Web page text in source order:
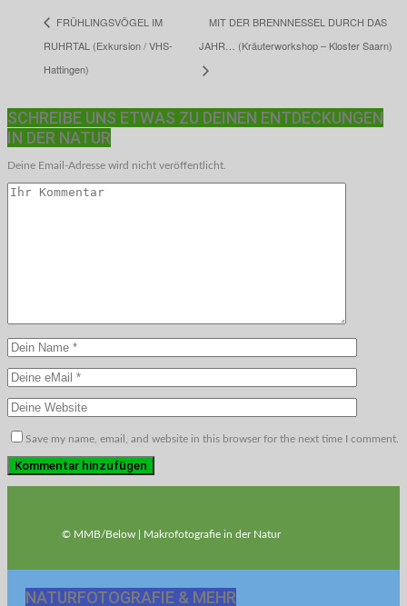
FRÜHLINGSVÖGEL IM
RUHRTAL (Exkursion / VHS-
Hattingen)
MIT DER BRENNNESSEL DURCH DAS
JAHR… (Kräuterworkshop – Kloster Saarn)
SCHREIBE UNS ETWAS ZU DEINEN ENTDECKUNGEN
IN DER NATUR
Deine Email-Adresse wird nicht veröffentlicht.
Save my name, email, and website in this browser for the next time I comment.
© MMB/Below | Makrofotografie in der Natur
NATURFOTOGRAFIE & MEHR